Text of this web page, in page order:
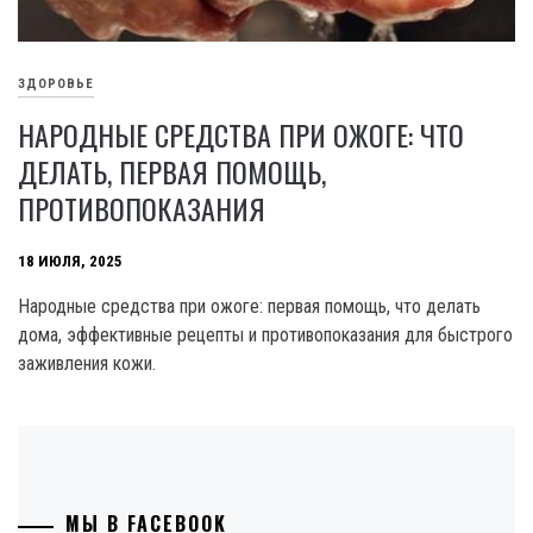
ЗДОРОВЬЕ
НАРОДНЫЕ СРЕДСТВА ПРИ ОЖОГЕ: ЧТО
ДЕЛАТЬ, ПЕРВАЯ ПОМОЩЬ,
ПРОТИВОПОКАЗАНИЯ
18 ИЮЛЯ, 2025
Народные средства при ожоге: первая помощь, что делать
дома, эффективные рецепты и противопоказания для быстрого
заживления кожи.
МЫ В FACEBOOK